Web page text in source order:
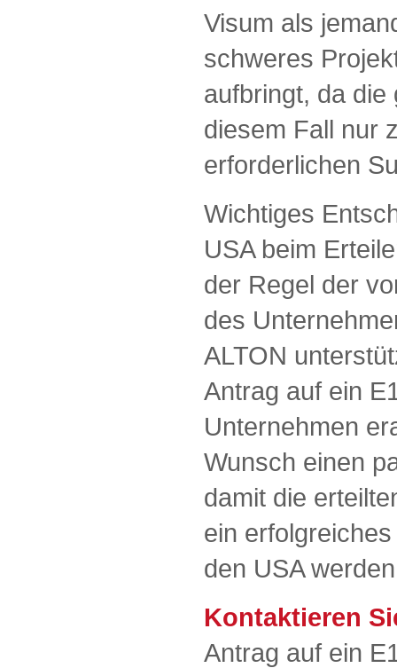
Visum als
schweres
aufbringt, da die
diesem Fall nur
erforderlichen
Wichtiges
USA beim
der Regel der
des
ALTON
Antrag auf ein
Unternehmen
Wunsch einen
damit die
ein
den USA
Kontaktieren
Antrag auf ein